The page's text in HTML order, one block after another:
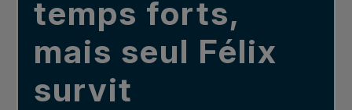
temps forts,
mais seul Félix
survit